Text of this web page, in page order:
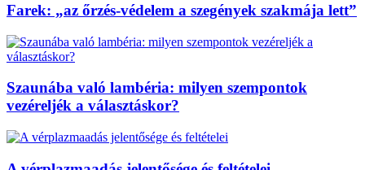
Farek: „az őrzés-védelem a szegények szakmája lett”
Szaunába való lambéria: milyen szempontok
vezéreljék a választáskor?